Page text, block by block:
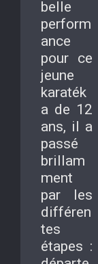
belle
perform
ance
pour ce
jeune
karaték
a de 12
ans, il a
passé
brillam
ment
par les
différen
tes
étapes :